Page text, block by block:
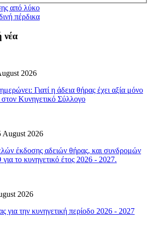
νέα
2026
Γιατί η άδεια θήρας έχει αξία μόνο
στον Κυνηγετικό Σύλλογο
August 2026
έκδοσης αδειών θήρας, και συνδρομών
το κυνηγετικό έτος 2026 - 2027.
2026
για την κυνηγετική περίοδο 2026 - 2027